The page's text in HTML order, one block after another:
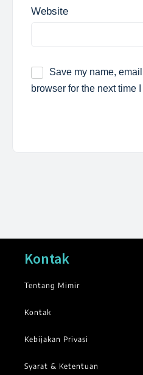
Website
Save my name,
browser for the next time
Kontak
Tentang Mimir
Kontak
Kebijakan Privasi
Syarat & Ketentuan